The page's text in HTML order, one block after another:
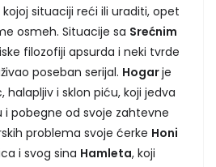
situaciji reći ili uraditi, opet
osmeh. Situacije sa Srećnim
filozofiji apsurda i neki tvrde
poseban serijal. Hogarje
halapljiv i sklon piću, koji jedva
i pobegne od svoje zahtevne
problema svoje ćerke Honi
i svog sina Hamleta, koji